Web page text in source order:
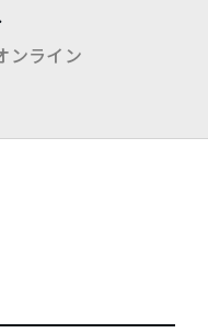
ンライン